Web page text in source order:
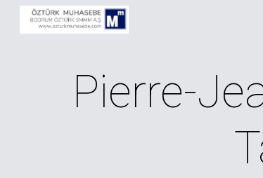
Pierre-